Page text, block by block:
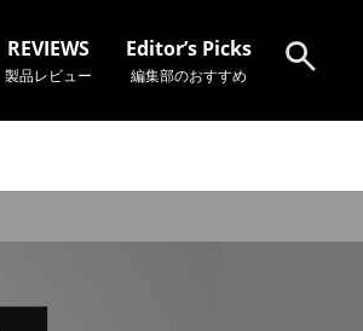
REVIEWS
製品レビュー
Editor’s Picks
編集部のおすすめ